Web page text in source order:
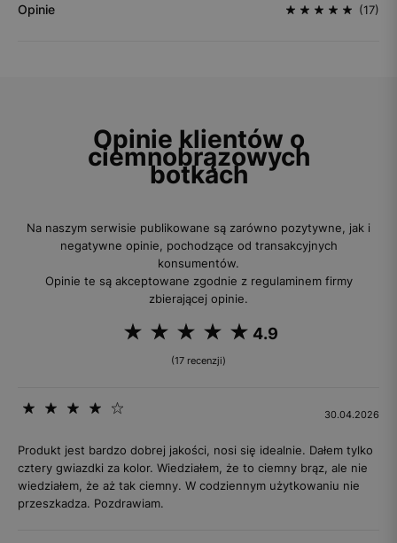
Opinie (17)
Opinie klientów o
ciemnobrązowych
botkach
Na naszym serwisie publikowane są zarówno pozytywne, jak i
negatywne opinie, pochodzące od transakcyjnych
konsumentów.
Opinie te są akceptowane zgodnie z regulaminem firmy
zbierającej opinie.
4.9
(17 recenzji)
30.04.2026
Produkt jest bardzo dobrej jakości, nosi się idealnie. Dałem tylko
cztery gwiazdki za kolor. Wiedziałem, że to ciemny brąz, ale nie
wiedziałem, że aż tak ciemny. W codziennym użytkowaniu nie
przeszkadza. Pozdrawiam.